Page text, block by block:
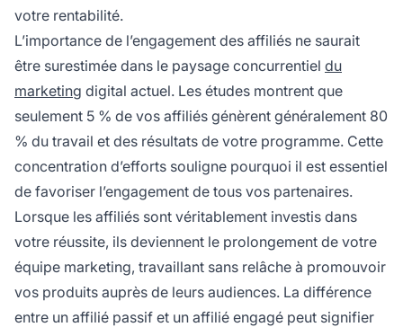
votre rentabilité.
L’importance de l’engagement des affiliés ne saurait
être surestimée dans le paysage concurrentiel du
marketing digital actuel. Les études montrent que
seulement 5 % de vos affiliés génèrent généralement 80
% du travail et des résultats de votre programme. Cette
concentration d’efforts souligne pourquoi il est essentiel
de favoriser l’engagement de tous vos partenaires.
Lorsque les affiliés sont véritablement investis dans
votre réussite, ils deviennent le prolongement de votre
équipe marketing, travaillant sans relâche à promouvoir
vos produits auprès de leurs audiences. La différence
entre un affilié passif et un affilié engagé peut signifier